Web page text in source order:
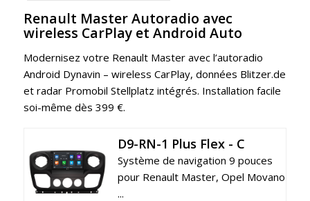
Renault Master Autoradio avec
wireless CarPlay et Android Auto
Modernisez votre Renault Master avec l’autoradio
Android Dynavin – wireless CarPlay, données Blitzer.de
et radar Promobil Stellplatz intégrés. Installation facile
soi-même dès 399 €.
D9-RN-1 Plus Flex - C
Système de navigation 9 pouces
pour Renault Master, Opel Movano
...